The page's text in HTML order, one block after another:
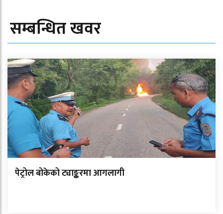
सम्बन्धित खवर
पेट्रोल बोकेको ट्याङ्करमा आगलागी